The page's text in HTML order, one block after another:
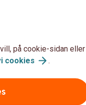
i vår
på cookie-sidan eller
cookies .